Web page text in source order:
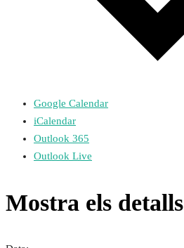
Google Calendar
iCalendar
Outlook 365
Outlook Live
Mostra els detalls